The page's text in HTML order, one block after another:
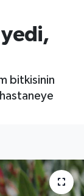
bitkisinin